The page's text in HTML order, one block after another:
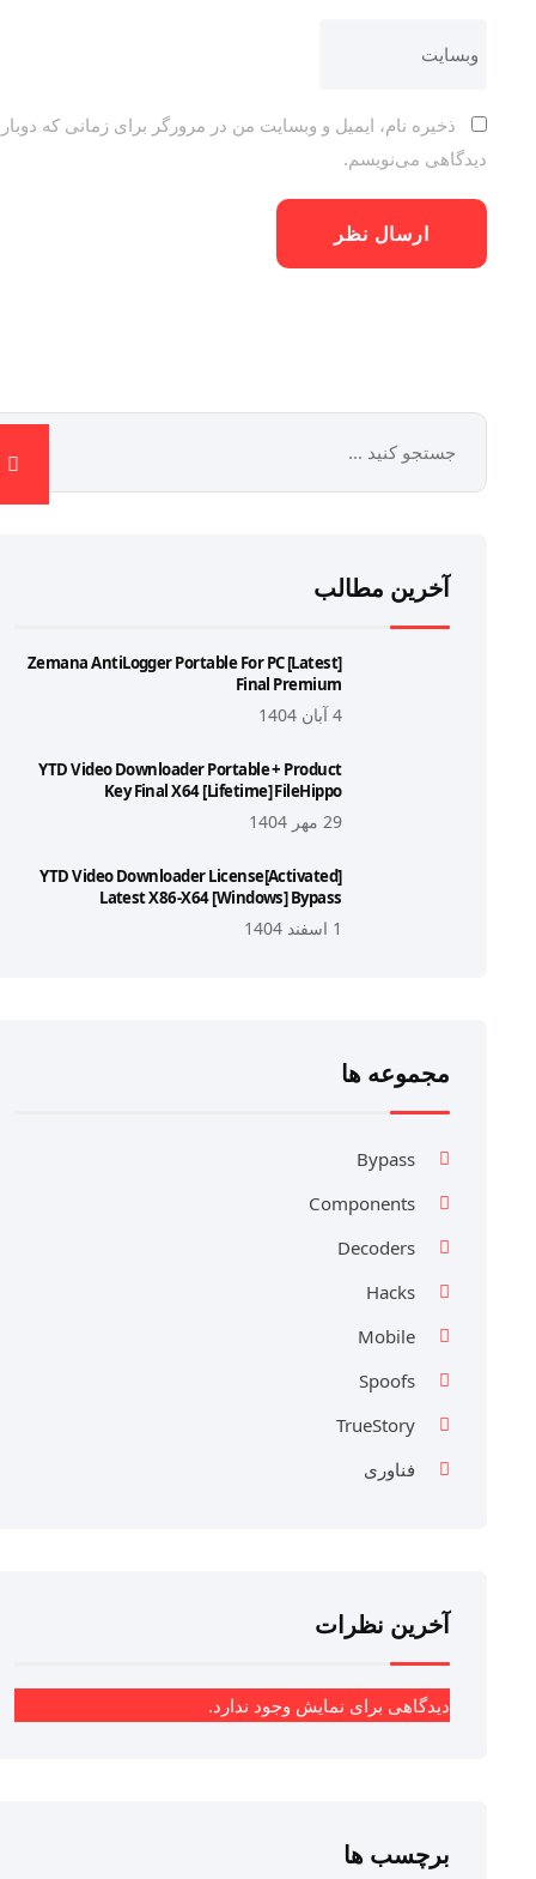
ذخیره نام، ایمیل و وبسایت من در مرورگر برای زمانی که دوباره
دیدگاهی می‌نویسم.
آخرین مطالب
Zemana AntiLogger Portable For PC [Latest]
Final Premium
YTD Video Downloader Portable + Product
Key Final X64 [Lifetime] FileHippo
YTD Video Downloader License[Activated]
Latest X86-X64 [Windows] Bypass
مجموعه ها
Bypass
Components
Decoders
Hacks
Mobile
Spoofs
TrueStory
فناوری
آخرین نظرات
دیدگاهی برای نمایش وجود ندارد.
برچسب ها